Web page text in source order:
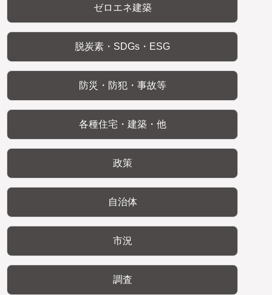
ゼロエネ建築
脱炭素・SDGs・ESG
防災・防犯・事故等
各種住宅・建築・他
政策
自治体
市況
調査